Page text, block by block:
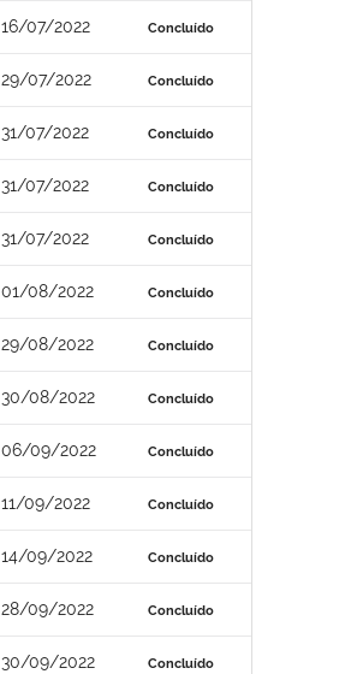
16/07/2022 Concluído
29/07/2022 Concluído
31/07/2022 Concluído
31/07/2022 Concluído
31/07/2022 Concluído
01/08/2022 Concluído
29/08/2022 Concluído
30/08/2022 Concluído
06/09/2022 Concluído
11/09/2022 Concluído
14/09/2022 Concluído
28/09/2022 Concluído
30/09/2022 Concluído